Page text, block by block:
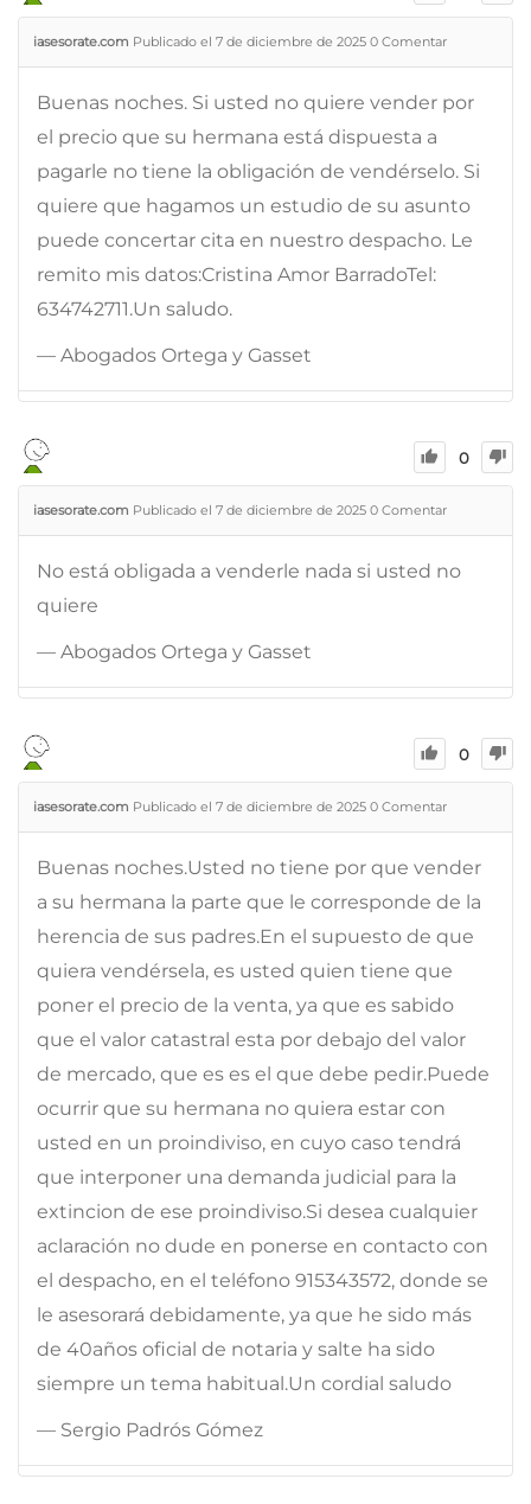
iasesorate.com Publicado el 7 de diciembre de 2025 0 Comentar
Buenas noches. Si usted no quiere vender por
el precio que su hermana está dispuesta a
pagarle no tiene la obligación de vendérselo. Si
quiere que hagamos un estudio de su asunto
puede concertar cita en nuestro despacho. Le
remito mis datos:Cristina Amor BarradoTel:
634742711.Un saludo.
— Abogados Ortega y Gasset
0
iasesorate.com Publicado el 7 de diciembre de 2025 0 Comentar
No está obligada a venderle nada si usted no
quiere
— Abogados Ortega y Gasset
0
iasesorate.com Publicado el 7 de diciembre de 2025 0 Comentar
Buenas noches.Usted no tiene por que vender
a su hermana la parte que le corresponde de la
herencia de sus padres.En el supuesto de que
quiera vendérsela, es usted quien tiene que
poner el precio de la venta, ya que es sabido
que el valor catastral esta por debajo del valor
de mercado, que es es el que debe pedir.Puede
ocurrir que su hermana no quiera estar con
usted en un proindiviso, en cuyo caso tendrá
que interponer una demanda judicial para la
extincion de ese proindiviso.Si desea cualquier
aclaración no dude en ponerse en contacto con
el despacho, en el teléfono 915343572, donde se
le asesorará debidamente, ya que he sido más
de 40años oficial de notaria y salte ha sido
siempre un tema habitual.Un cordial saludo
— Sergio Padrós Gómez